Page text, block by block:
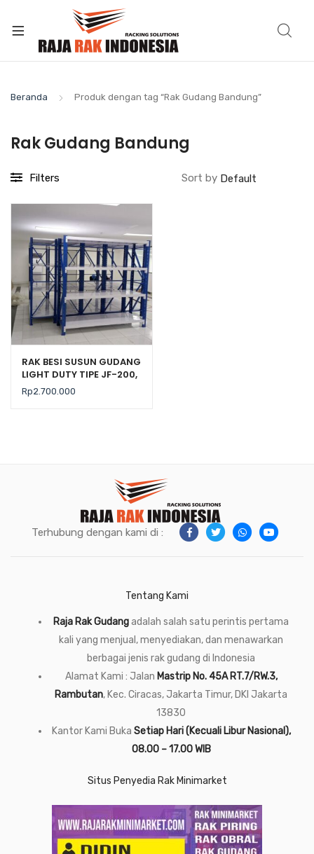
Beranda Produk dengan tag “Rak Gudang Bandung”
Rak Gudang Bandung
Filters Sort by
RAK BESI SUSUN GUDANG
LIGHT DUTY TIPE JF-200,
KEKUATAN 200 KG / LEVEL
Rp2.700.000
Terhubung dengan kami di :
Tentang Kami
Raja Rak Gudangadalah salah satu perintis pertama
kali yang menjual, menyediakan, dan menawarkan
berbagai jenis rak gudang di Indonesia
Alamat Kami : Jalan Mastrip No. 45A RT.7/RW.3,
Rambutan, Kec. Ciracas, Jakarta Timur, DKI Jakarta
13830
Kantor Kami Buka Setiap Hari (Kecuali Libur Nasional),
08.00 – 17.00 WIB
Situs Penyedia Rak Minimarket